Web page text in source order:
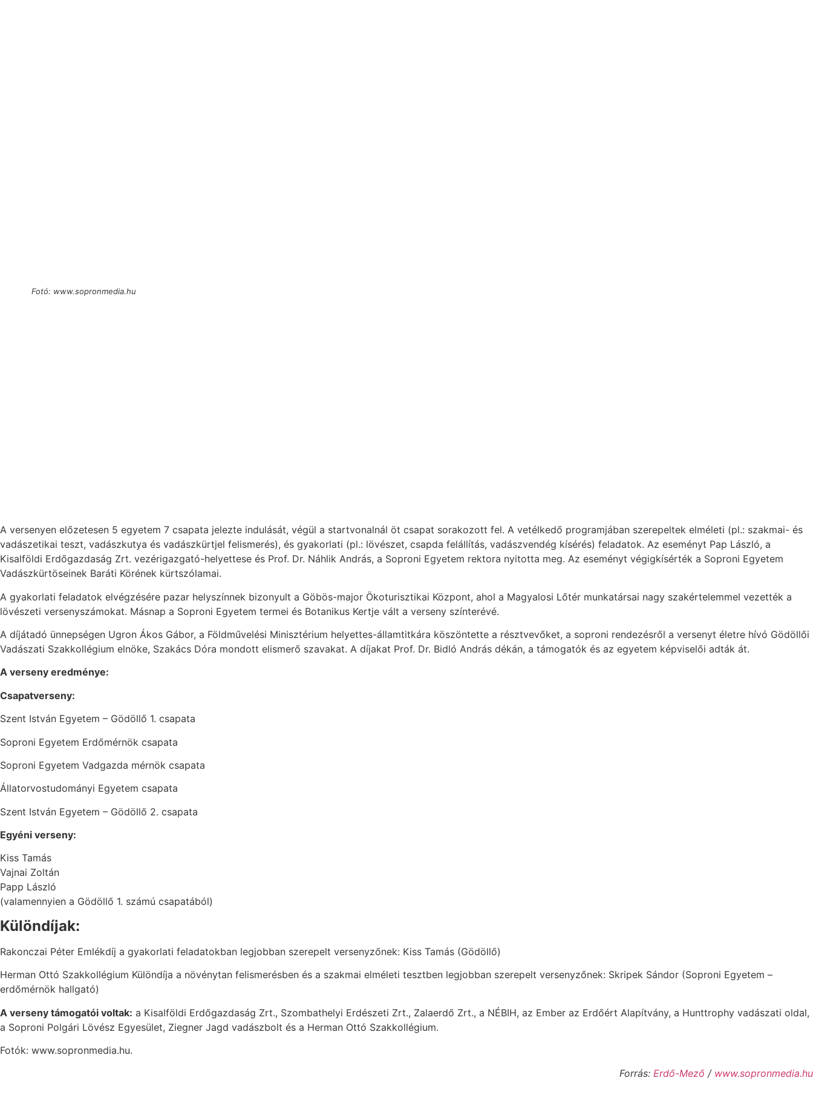
Fotó: www.sopronmedia.hu
A versenyen előzetesen 5 egyetem 7 csapata jelezte indulását, végül a startvonalnál öt csapat sorakozott fel. A vetélkedő programjában szerepeltek elméleti (pl.: szakmai- és
vadászetikai teszt, vadászkutya és vadászkürtjel felismerés), és gyakorlati (pl.: lövészet, csapda felállítás, vadászvendég kísérés) feladatok. Az eseményt Pap László, a
Kisalföldi Erdőgazdaság Zrt. vezérigazgató-helyettese és Prof. Dr. Náhlik András, a Soproni Egyetem rektora nyitotta meg. Az eseményt végigkísérték a Soproni Egyetem
Vadászkürtöseinek Baráti Körének kürtszólamai.
A gyakorlati feladatok elvégzésére pazar helyszínnek bizonyult a Göbös-major Ökoturisztikai Központ, ahol a Magyalosi Lőtér munkatársai nagy szakértelemmel vezették a
lövészeti versenyszámokat. Másnap a Soproni Egyetem termei és Botanikus Kertje vált a verseny színterévé.
A díjátadó ünnepségen Ugron Ákos Gábor, a Földművelési Minisztérium helyettes-államtitkára köszöntette a résztvevőket, a soproni rendezésről a versenyt életre hívó Gödöllői
Vadászati Szakkollégium elnöke, Szakács Dóra mondott elismerő szavakat. A díjakat Prof. Dr. Bidló András dékán, a támogatók és az egyetem képviselői adták át.
A verseny eredménye:
Csapatverseny:
Szent István Egyetem – Gödöllő 1. csapata
Soproni Egyetem Erdőmérnök csapata
Soproni Egyetem Vadgazda mérnök csapata
Állatorvostudományi Egyetem csapata
Szent István Egyetem – Gödöllő 2. csapata
Egyéni verseny:
Kiss Tamás
Vajnai Zoltán
Papp László
(valamennyien a Gödöllő 1. számú csapatából)
Különdíjak:
Rakonczai Péter Emlékdíj a gyakorlati feladatokban legjobban szerepelt versenyzőnek: Kiss Tamás (Gödöllő)
Herman Ottó Szakkollégium Különdíja a növénytan felismerésben és a szakmai elméleti tesztben legjobban szerepelt versenyzőnek: Skripek Sándor (Soproni Egyetem –
erdőmérnök hallgató)
A verseny támogatói voltak: a Kisalföldi Erdőgazdaság Zrt., Szombathelyi Erdészeti Zrt., Zalaerdő Zrt., a NÉBIH, az Ember az Erdőért Alapítvány, a Hunttrophy vadászati oldal,
a Soproni Polgári Lövész Egyesület, Ziegner Jagd vadászbolt és a Herman Ottó Szakkollégium.
Fotók: www.sopronmedia.hu.
Forrás: Erdő-Mező / www.sopronmedia.hu